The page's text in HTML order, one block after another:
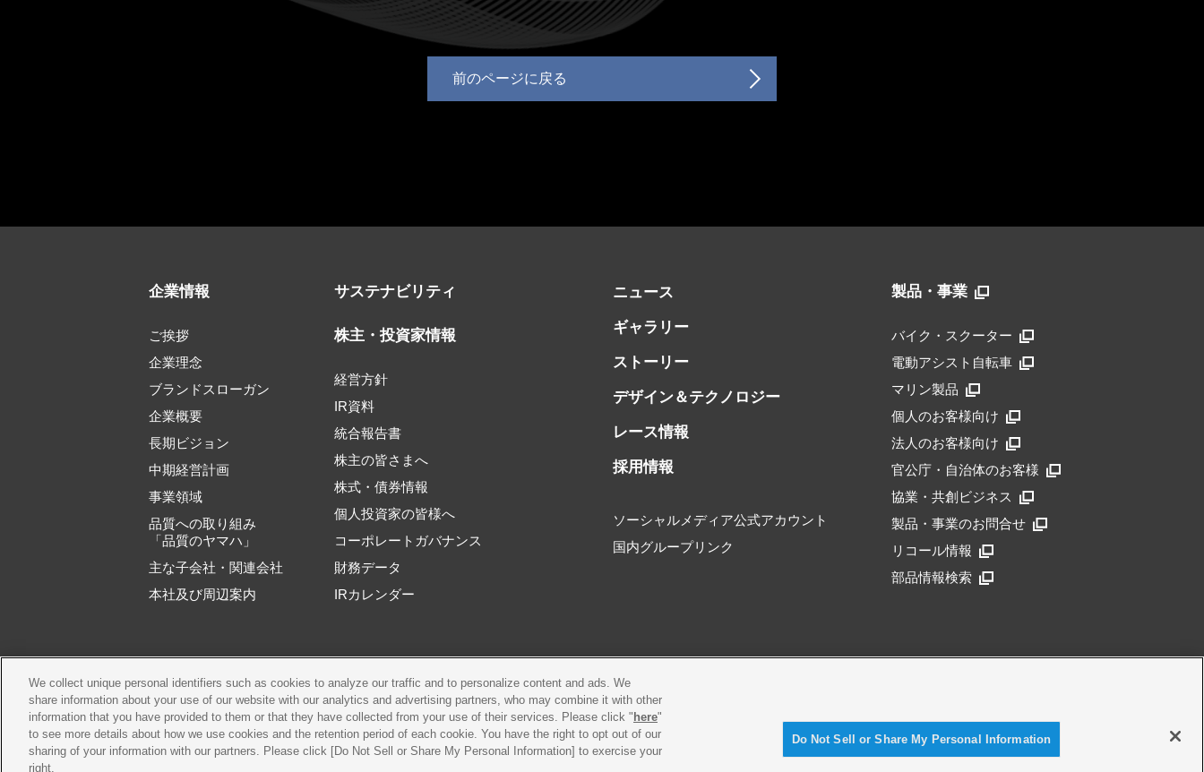
前のページに戻る
企業情報
ご挨拶
企業理念
ブランドスローガン
企業概要
長期ビジョン
中期経営計画
事業領域
品質への取り組み
「品質のヤマハ」
主な子会社・関連会社
本社及び周辺案内
サステナビリティ
株主・投資家情報
経営方針
IR資料
統合報告書
株主の皆さまへ
株式・債券情報
個人投資家の皆様へ
コーポレートガバナンス
財務データ
IRカレンダー
ニュース
ギャラリー
ストーリー
デザイン＆テクノロジー
レース情報
採用情報
ソーシャルメディア公式アカウント
国内グループリンク
製品・事業
バイク・スクーター
電動アシスト自転車
マリン製品
個人のお客様向け
法人のお客様向け
官公庁・自治体のお客様
協業・共創ビジネス
製品・事業のお問合せ
リコール情報
部品情報検索
ご利用規約 推奨環境 プライバシーポリシー Cookieポリシー
古物営業法に基づく表示
We collect unique personal identifiers such as cookies to analyze our traffic and to personalize content and ads. We
share information about your use of our website with our analytics and advertising partners, who may combine it with other
information that you have provided to them or that they have collected from your use of their services. Please click " here"
to see more details about how we use cookies and the retention period of each cookie. You have the right to opt out of our
sharing of your information with our partners. Please click [Do Not Sell or Share My Personal Information] to exercise your
right.
Do Not Sell or Share My Personal Information